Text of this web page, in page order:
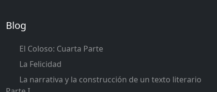
Blog
El Coloso: Cuarta Parte
La Felicidad
La narrativa y la construcción de un texto literario